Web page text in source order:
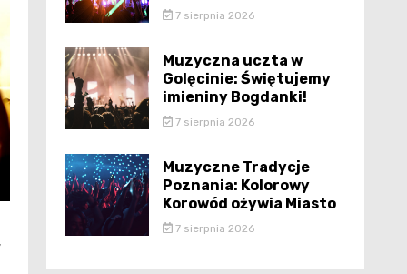
7 sierpnia 2026
Muzyczna uczta w
Golęcinie: Świętujemy
imieniny Bogdanki!
7 sierpnia 2026
Muzyczne Tradycje
Poznania: Kolorowy
Korowód ożywia Miasto
7 sierpnia 2026